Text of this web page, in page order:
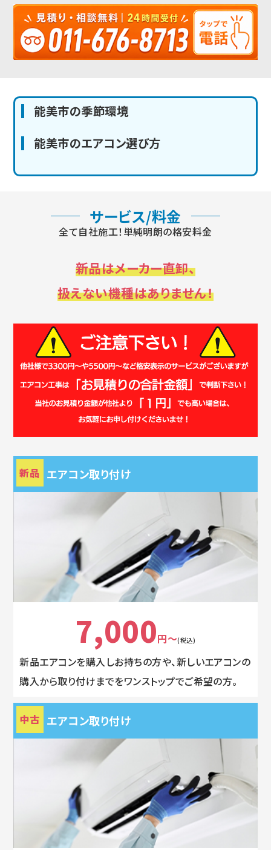
能美市の季節環境
能美市のエアコン選び方
サービス/料金
全て自社施工！単純明朗の格安料金
新品はメーカー直卸、
扱えない機種はありません！
新品 エアコン取り付け
7,000円～(税込)
新品エアコンを購入しお持ちの方や、新しいエアコンの
購入から取り付けまでをワンストップでご希望の方。
中古 エアコン取り付け